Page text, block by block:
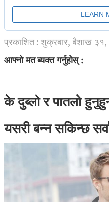
प्रकाशित : शुक्रबार, बैशाख
आफ्नो मत ब्यक्त गर्नुहोस् :
के दुब्लो र पातलो
यसरी बन्न सकिन्छ